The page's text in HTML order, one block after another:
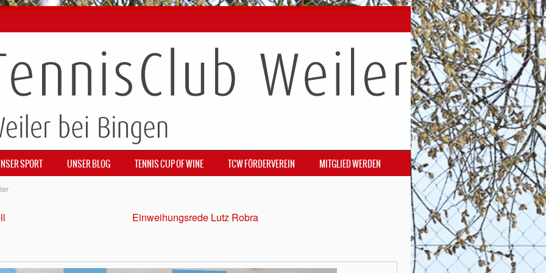
SPORT UNSER BLOG TENNIS CUP OF WINE TCW FÖRDERVEREIN MITGLIED WERDEN
Einweihungsrede Lutz Robra